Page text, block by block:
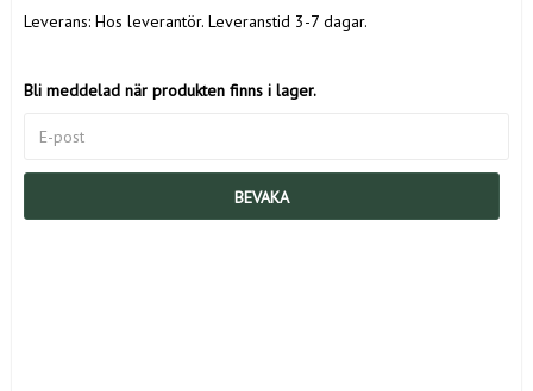
Leverans: Hos leverantör. Leveranstid 3-7 dagar.
Bli meddelad när produkten finns i lager.
BEVAKA